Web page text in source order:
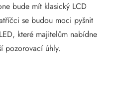
bude mít klasický LCD
se budou moci pyšnit
které majitelům nabídne
pozorovací úhly.